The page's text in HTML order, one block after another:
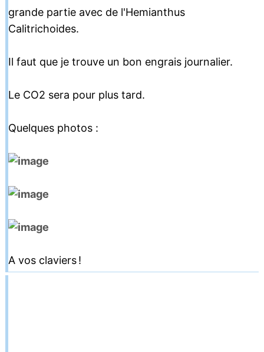
grande partie avec de l'Hemianthus
Calitrichoides.
Il faut que je trouve un bon engrais journalier.
Le CO2 sera pour plus tard.
Quelques photos :
A vos claviers !